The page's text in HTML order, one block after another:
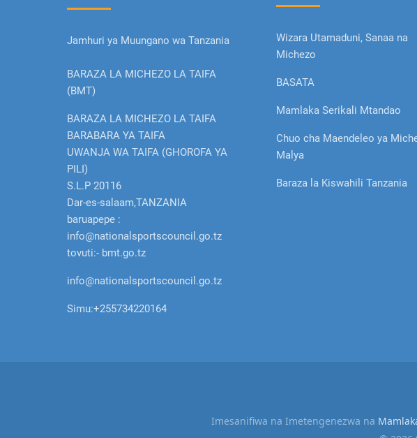
Jamhuri ya Muungano wa Tanzania
BARAZA LA MICHEZO LA TAIFA
(BMT)
BARAZA LA MICHEZO LA TAIFA
BARABARA YA TAIFA
UWANJA WA TAIFA (GHOROFA YA
PILI)
S.L.P 20116
Dar-es-salaam,TANZANIA
baruapepe :
info@nationalsportscouncil.go.tz
tovuti:- bmt.go.tz
info@nationalsportscouncil.go.tz
Simu:+255734220164
Wizara Utamaduni, Sanaa na
Michezo
BASATA
Mamlaka Serikali Mtandao
Chuo cha Maendeleo ya
Malya
Baraza la Kiswahili Tanzania
Imesanifiwa na Imetengenezwa na